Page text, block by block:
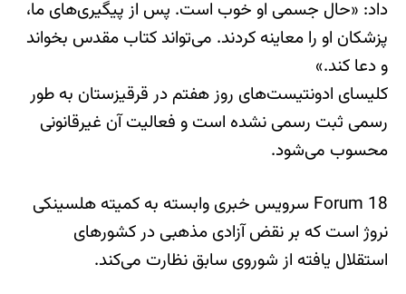
داد: «حال جسمی او خوب است. پس از پیگیری‌های ما،
پزشکان او را معاینه کردند. می‌تواند کتاب مقدس بخواند
و دعا کند.»
کلیسای ادونتیست‌های روز هفتم در قرقیزستان به طور
رسمی ثبت رسمی نشده است و فعالیت آن غیرقانونی
محسوب می‌شود.
Forum 18 سرویس خبری وابسته به کمیته هلسینکی
نروژ است که بر نقض آزادی مذهبی در کشورهای
استقلال یافته از شوروی سابق نظارت می‌کند.